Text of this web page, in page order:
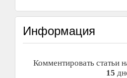
Информация
Комментировать статьи
15